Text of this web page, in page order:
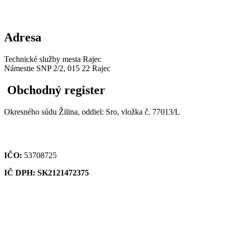
Adresa
Technické služby mesta Rajec
Námestie SNP 2/2, 015 22 Rajec
Obchodný register
Okresného súdu Žilina, oddiel: Sro, vložka č. 77013/L
IČO: 53708725
IČ DPH: SK2121472375